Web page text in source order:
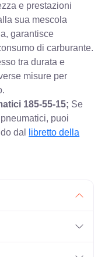
e prestazioni
sua mescola
garantisce
di carburante.
tra durata e
misure per
185-55-15; Se
puoi
dal
libretto della